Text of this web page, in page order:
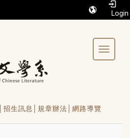
Toggle
招生訊息│ 規章辦法│ 網路導覽